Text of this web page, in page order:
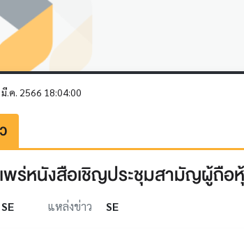
.ค. 2566 18:04:00
พร่หนังสือเชิญประชุมสามัญผู้ถือ
SE แหล่งข่าว SE